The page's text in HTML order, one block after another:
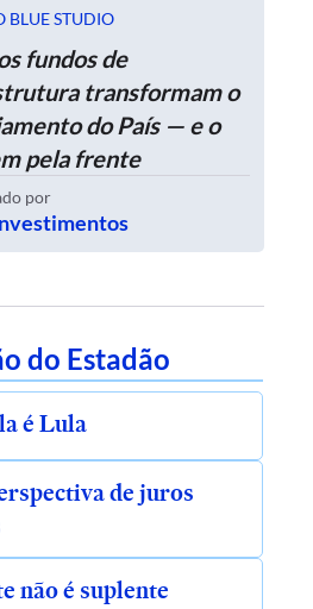
BLUE STUDIO
fundos de
transformam o
do País — e o
pela frente
por
do Estadão
é Lula
de juros
não é suplente